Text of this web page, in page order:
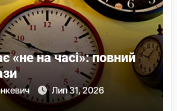
«не на часі»: повний
Лип 31, 2026